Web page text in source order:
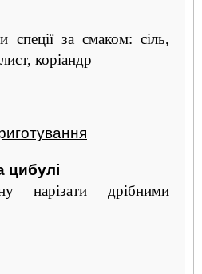
спеції за смаком: сіль,
коріандр
цибулі
нарізати дрібними